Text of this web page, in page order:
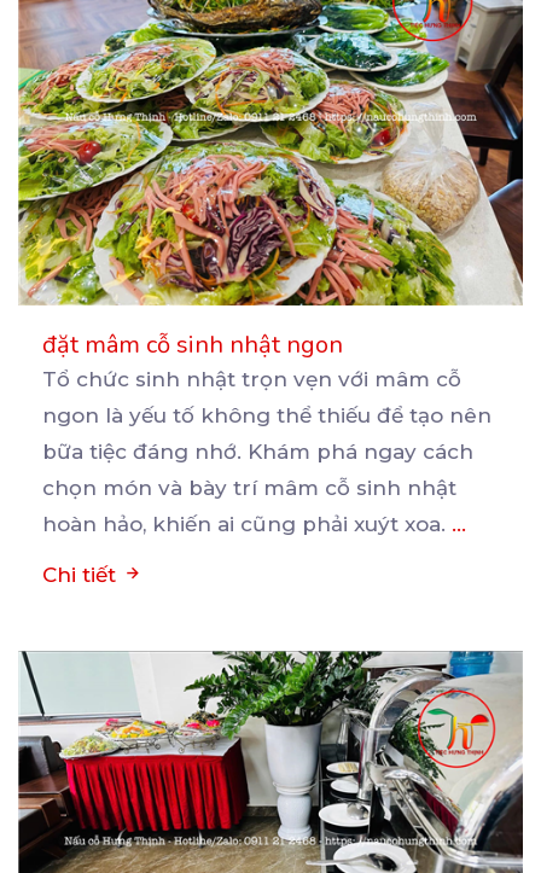
đặt mâm cỗ sinh nhật ngon
Tổ chức sinh nhật trọn vẹn với mâm cỗ
ngon là yếu tố không thể thiếu để tạo nên
bữa tiệc đáng nhớ. Khám phá ngay cách
chọn món và bày trí mâm cỗ sinh nhật
hoàn hảo, khiến ai cũng phải xuýt xoa. ...
Chi tiết